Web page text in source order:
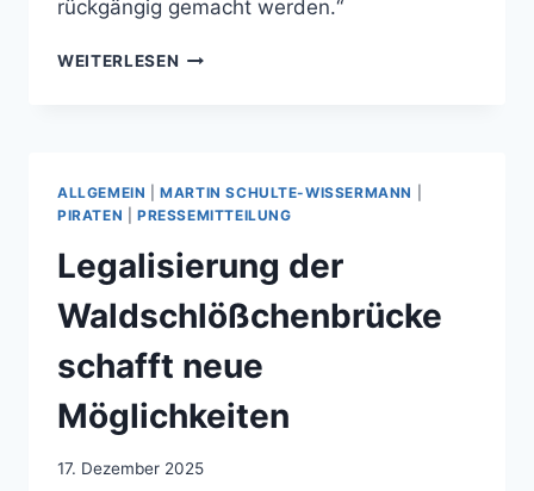
rückgängig gemacht werden.“
WEITERLESEN RECHTE
ALLGEMEIN |MARTIN SCHULTE-WISSERMANN
PIRATEN
PRESSEMITTEILUNG
Legalisierung der
Waldschlößchenbrücke
schafft neue
Möglichkeiten
17. Dezember 2025